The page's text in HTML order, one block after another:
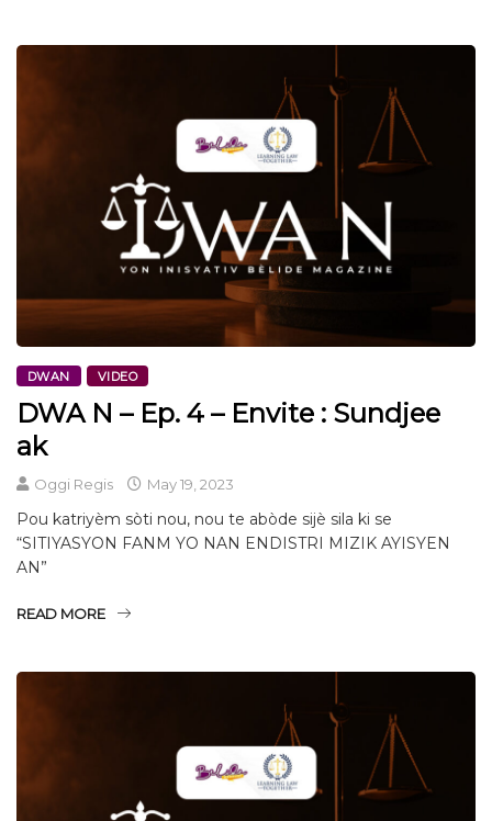
DWAN VIDEO
DWA N – Ep. 4 – Envite : Sundjee
ak
Oggi Regis May 19, 2023
Pou katriyèm sòti nou, nou te abòde sijè sila ki se
“SITIYASYON FANM YO NAN ENDISTRI MIZIK AYISYEN
AN”
READ MORE